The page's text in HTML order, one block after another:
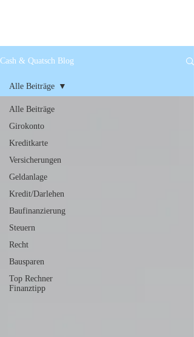
Cash & Quatsch Blog
Alle Beiträge
Girokonto
Kreditkarte
Versicherungen
Geldanlage
Kredit/Darlehen
Baufinanzierung
Steuern
Recht
Bausparen
Top Rechner
Finanztipp
Alle Beiträge